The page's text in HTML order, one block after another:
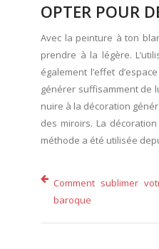
OPTER POUR
Avec la peinture à ton
prendre à la légère.
également l’effet
générer suffisamment de
nuire à la décoration
des miroirs. La
méthode a été utilisée
Comment sublimer
baroque